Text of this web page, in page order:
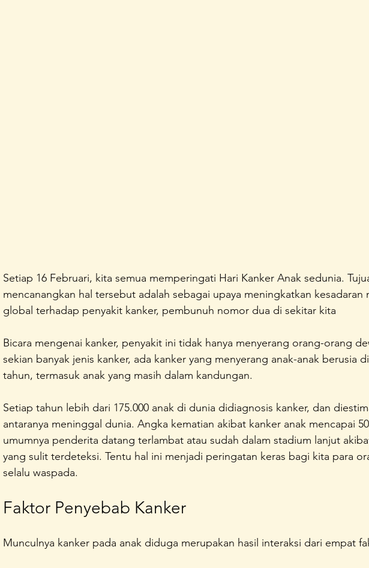
Setiap 16 Februari, kita semua memperingati Hari Kanker Anak sedunia.
mencanangkan hal tersebut adalah sebagai upaya meningkatkan kesadaran
global terhadap penyakit kanker, pembunuh nomor dua di sekitar kita
Bicara mengenai kanker, penyakit ini tidak hanya menyerang orang-orang
sekian banyak jenis kanker, ada kanker yang menyerang anak-anak berusia
tahun, termasuk anak yang masih dalam kandungan.
Setiap tahun lebih dari 175.000 anak di dunia didiagnosis kanker, dan
antaranya meninggal dunia. Angka kematian akibat kanker anak mencapai
umumnya penderita datang terlambat atau sudah dalam stadium lanjut
yang sulit terdeteksi. Tentu hal ini menjadi peringatan keras bagi kita para
selalu waspada.
Faktor Penyebab Kanker
Munculnya kanker pada anak diduga merupakan hasil interaksi dari empat